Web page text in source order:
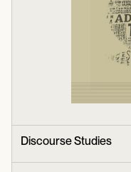
Discourse Studies